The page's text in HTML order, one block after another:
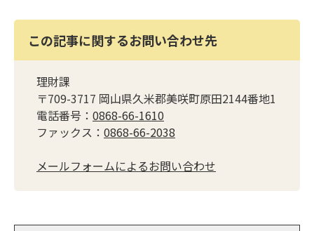
この記事に関するお問い合わせ先
理財課
〒709-3717 岡山県久米郡美咲町原田2144番地1
電話番号： 0868-66-1610
ファックス： 0868-66-2038
メールフォームによるお問い合わせ